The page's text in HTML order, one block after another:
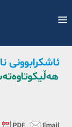
ئاشکرابوونی